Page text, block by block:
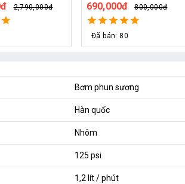
800,000đ 590,000đ 690,000đ
Đã bán: 53
Bơm phun sương
Hàn quốc
Nhôm
125 psi
1,2 lít / phút